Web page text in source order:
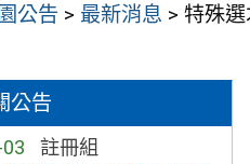
公告 > 最新消息 >特殊
公告
註冊組